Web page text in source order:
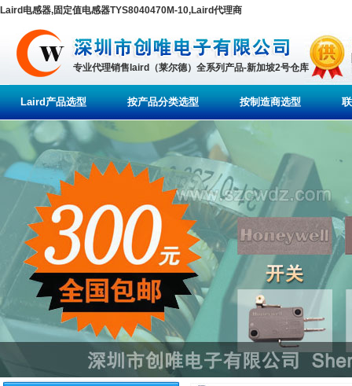
Laird电感器,固定值电感器TYS8040470M-10,Laird代理商
专业代理销售laird（莱尔德）全系列产品-新加坡2号仓库
Laird产品选型 按产品分类选型 按制造商选型